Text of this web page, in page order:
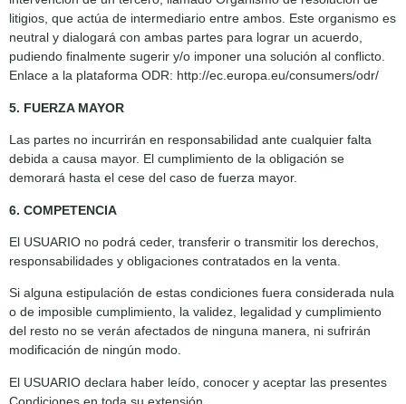
litigios, que actúa de intermediario entre ambos. Este organismo es
neutral y dialogará con ambas partes para lograr un acuerdo,
pudiendo finalmente sugerir y/o imponer una solución al conflicto.
Enlace a la plataforma ODR: http://ec.europa.eu/consumers/odr/
5. FUERZA MAYOR
Las partes no incurrirán en responsabilidad ante cualquier falta
debida a causa mayor. El cumplimiento de la obligación se
demorará hasta el cese del caso de fuerza mayor.
6. COMPETENCIA
El USUARIO no podrá ceder, transferir o transmitir los derechos,
responsabilidades y obligaciones contratados en la venta.
Si alguna estipulación de estas condiciones fuera considerada nula
o de imposible cumplimiento, la validez, legalidad y cumplimiento
del resto no se verán afectados de ninguna manera, ni sufrirán
modificación de ningún modo.
El USUARIO declara haber leído, conocer y aceptar las presentes
Condiciones en toda su extensión.